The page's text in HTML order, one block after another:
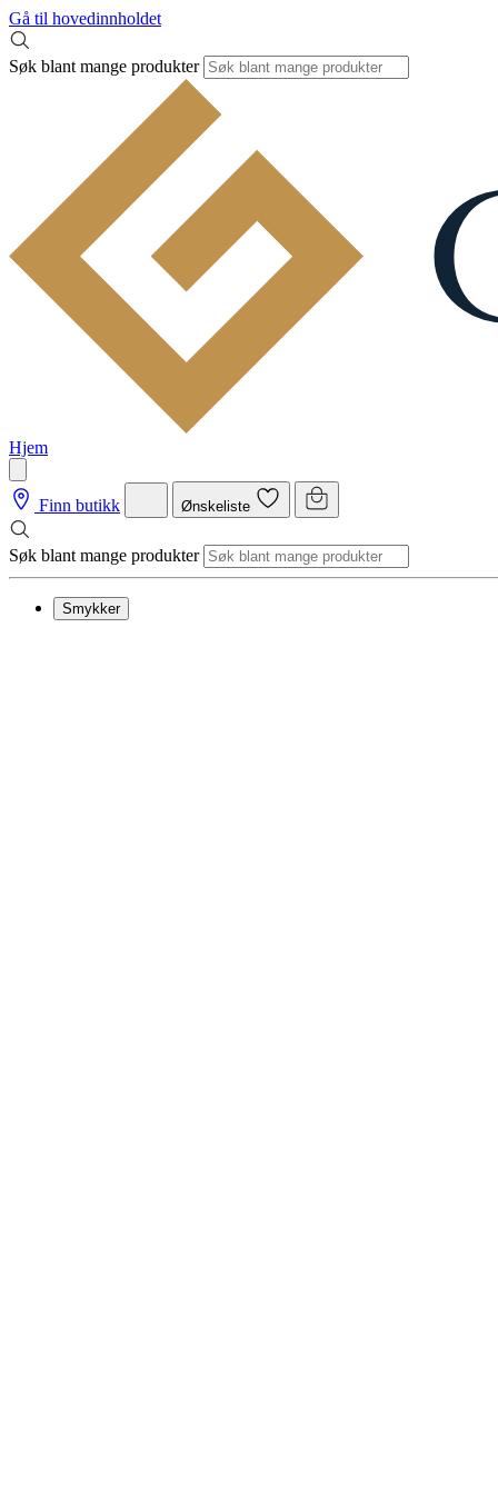
Gå til hovedinnholdet
Søk blant mange produkter
Hjem
Finn butikk Ønskeliste
Søk blant mange produkter
Smykker